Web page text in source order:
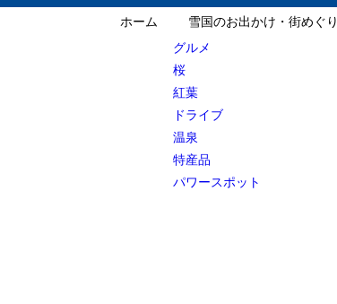
ホーム
雪国のお出かけ・街めぐり
グルメ
桜
紅葉
ドライブ
温泉
特産品
パワースポット